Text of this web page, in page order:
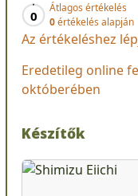
0
Átlagos értékelés
0értékelés alapján
Az értékeléshez
Eredetileg online
októberében
Készítők